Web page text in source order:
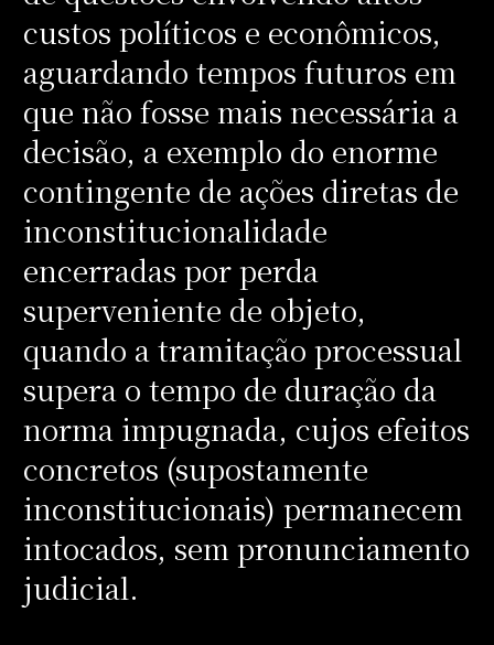
custos políticos e econômicos,
aguardando tempos futuros em
que não fosse mais necessária a
decisão, a exemplo do enorme
contingente de ações diretas de
inconstitucionalidade
encerradas por perda
superveniente de objeto,
quando a tramitação processual
supera o tempo de duração da
norma impugnada, cujos efeitos
concretos (supostamente
inconstitucionais) permanecem
intocados, sem pronunciamento
judicial.